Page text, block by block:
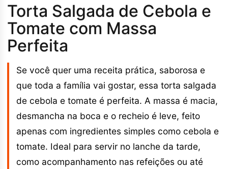
Torta Salgada de Cebola e
Tomate com Massa
Perfeita
Se você quer uma receita prática, saborosa e
que toda a família vai gostar, essa torta salgada
de cebola e tomate é perfeita. A massa é macia,
desmancha na boca e o recheio é leve, feito
apenas com ingredientes simples como cebola e
tomate. Ideal para servir no lanche da tarde,
como acompanhamento nas refeições ou até